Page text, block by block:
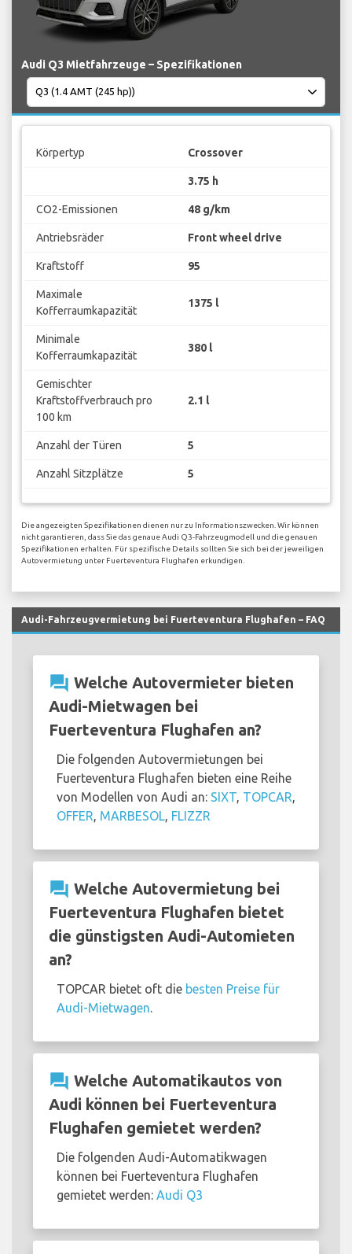
Audi Q3 Mietfahrzeuge – Spezifikationen
Körpertyp Crossover
3.75 h
CO2-Emissionen 48 g/km
Antriebsräder Front wheel drive
Kraftstoff 95
Maximale
Kofferraumkapazität
1375 l
Minimale
Kofferraumkapazität
380 l
Gemischter
Kraftstoffverbrauch pro
100 km
2.1 l
Anzahl der Türen 5
Anzahl Sitzplätze 5
Die angezeigten Spezifikationen dienen nur zu Informationszwecken. Wir können
nicht garantieren, dass Sie das genaue Audi Q3-Fahrzeugmodell und die genauen
Spezifikationen erhalten. Für spezifische Details sollten Sie sich bei der jeweiligen
Autovermietung unter Fuerteventura Flughafen erkundigen.
Audi-Fahrzeugvermietung bei Fuerteventura Flughafen – FAQ
question_answer Welche Autovermieter bieten
Audi-Mietwagen bei
Fuerteventura Flughafen an?
Die folgenden Autovermietungen bei
Fuerteventura Flughafen bieten eine Reihe
von Modellen von Audi an: SIXT TOPCAR
OFFER MARBESOL FLIZZR
question_answer Welche Autovermietung bei
Fuerteventura Flughafen bietet
die günstigsten Audi-Automieten
an?
TOPCAR bietet oft die besten Preise für
Audi-Mietwagen
question_answer Welche Automatikautos von
Audi können bei Fuerteventura
Flughafen gemietet werden?
Die folgenden Audi-Automatikwagen
können bei Fuerteventura Flughafen
gemietet werden: Audi Q3